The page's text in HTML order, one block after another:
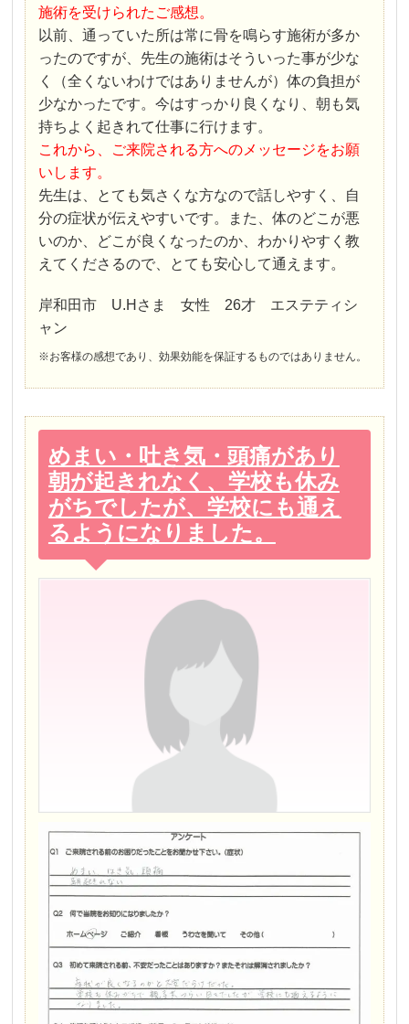
施術を受けられたご感想。
以前、通っていた所は常に骨を鳴らす施術が多か
ったのですが、先生の施術はそういった事が少な
く（全くないわけではありませんが）体の負担が
少なかったです。今はすっかり良くなり、朝も気
持ちよく起きれて仕事に行けます。
これから、ご来院される方へのメッセージをお願
いします。
先生は、とても気さくな方なので話しやすく、自
分の症状が伝えやすいです。また、体のどこが悪
いのか、どこが良くなったのか、わかりやすく教
えてくださるので、とても安心して通えます。
岸和田市 U.Hさま 女性 26才 エステティシ
ャン
※お客様の感想であり、効果効能を保証するものではありません。
めまい・吐き気・頭痛があり
朝が起きれなく、学校も休み
がちでしたが、学校にも通え
るようになりました。